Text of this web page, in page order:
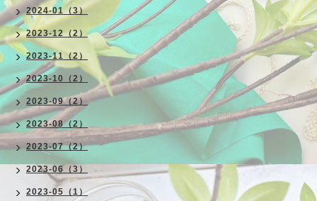
2024-01（3）
2023-12（2）
2023-11（2）
2023-10（2）
2023-09（2）
2023-08（2）
2023-07（2）
2023-06（3）
2023-05（1）